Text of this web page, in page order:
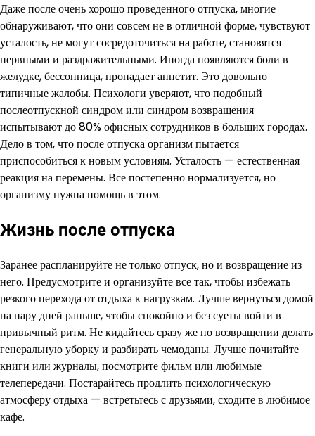
Даже после очень хорошо проведенного отпуска, многие
обнаруживают, что они совсем не в отличной форме, чувствуют
усталость, не могут сосредоточиться на работе, становятся
нервными и раздражительными. Иногда появляются боли в
желудке, бессонница, пропадает аппетит. Это довольно
типичные жалобы. Психологи уверяют, что подобный
послеотпускной синдром или синдром возвращения
испытывают до 80% офисных сотрудников в больших городах.
Дело в том, что после отпуска организм пытается
приспособиться к новым условиям. Усталость — естественная
реакция на перемены. Все постепенно нормализуется, но
организму нужна помощь в этом.
Жизнь после отпуска
Заранее распланируйте не только отпуск, но и возвращение из
него. Предусмотрите и организуйте все так, чтобы избежать
резкого перехода от отдыха к нагрузкам. Лучше вернуться домой
на пару дней раньше, чтобы спокойно и без суеты войти в
привычный ритм. Не кидайтесь сразу же по возвращении делать
генеральную уборку и разбирать чемоданы. Лучше почитайте
книги или журналы, посмотрите фильм или любимые
телепередачи. Постарайтесь продлить психологическую
атмосферу отдыха — встретьтесь с друзьями, сходите в любимое
кафе.